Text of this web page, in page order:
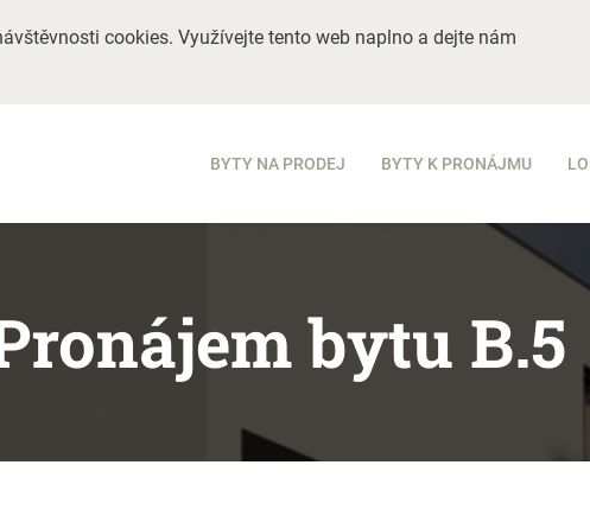
cookies. Využívejte tento web naplno a dejte nám
BYTY NA PRODEJ BYTY K PRONÁJMU
bytu B.5